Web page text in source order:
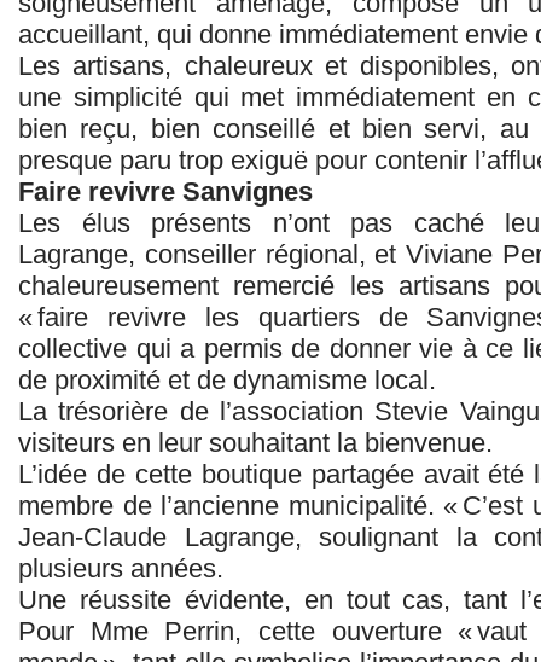
accueillant, qui donne immédiatement envie
Les artisans, chaleureux et disponibles,
une simplicité qui met immédiatement en
bien reçu, bien conseillé et bien servi,
presque paru trop exiguë pour contenir
Faire revivre Sanvignes
Les élus présents n’ont pas caché
Lagrange, conseiller régional, et Viviane
chaleureusement remercié les artisans
« faire revivre les quartiers de
collective qui a permis de donner vie à ce
de proximité et de dynamisme local.
La trésorière de l’association Stevie
visiteurs en leur souhaitant la bienvenue.
L’idée de cette boutique partagée avait
membre de l’ancienne municipalité. «
Jean‑Claude Lagrange, soulignant la
plusieurs années.
Une réussite évidente, en tout cas, tant
Pour Mme Perrin, cette ouverture «